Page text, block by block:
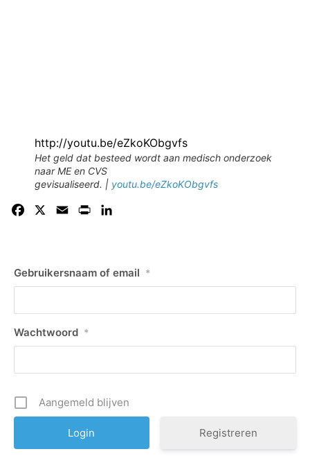
http://youtu.be/eZkoKObgvfs
Het geld dat besteed wordt aan medisch onderzoek
naar ME en CVS
gevisualiseerd. | youtu.be/eZkoKObgvfs
Facebook Email Print
Gebruikersnaam of email *
Wachtwoord *
Aangemeld blijven
Registreren